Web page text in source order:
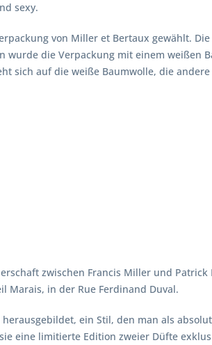
sexy.
von Miller et Bertaux gewählt.
die Verpackung mit einem weißen
sich auf die weiße Baumwolle, die
zwischen Francis Miller und
Marais, in der Rue Ferdinand Duval.
ein Stil, den man als
eine limitierte Edition zweier Düfte